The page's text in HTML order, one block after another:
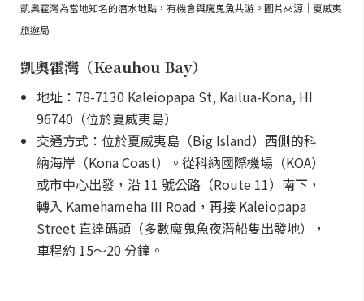
凱奧霍灣為當地知名的潛水地點，有機會與魔鬼魚共游。圖片來源｜夏威夷
旅遊局
凱奧霍灣（Keauhou Bay）
地址：78-7130 Kaleiopapa St, Kailua-Kona, HI
96740（位於夏威夷島）
交通方式：位於夏威夷島（Big Island）西側的科
納海岸（Kona Coast）。從科納國際機場（KOA）
或市中心出發，沿 11 號公路（Route 11）南下，
轉入 Kamehameha III Road，再接 Kaleiopapa
Street 直達碼頭（多數魔鬼魚夜潛船隻出發地），
車程約 15～20 分鐘。